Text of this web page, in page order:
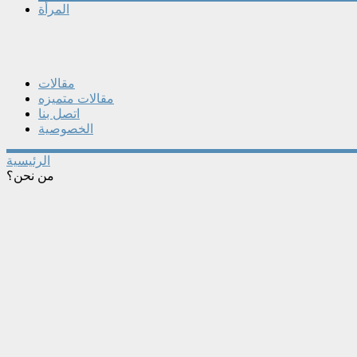
المرأة
مقالات
مقالات متميزه
اتصل بنا
الخصوصية
الرئيسية
من نحن؟